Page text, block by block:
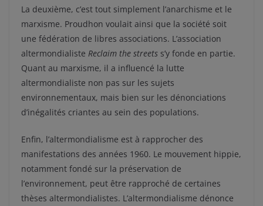
La deuxième, c’est tout simplement l’anarchisme et le
marxisme. Proudhon voulait ainsi que la société soit
une fédération de libres associations. L’association
altermondialiste Reclaim the streets s’y fonde en partie.
Quant au marxisme, il a influencé la lutte
altermondialiste non pas sur les sujets
environnementaux, mais bien sur les dénonciations
d’inégalités criantes au sein des populations.
Enfin, l’altermondialisme est à rapprocher des
manifestations des années 1960. Le mouvement hippie,
notamment fondé sur la préservation de
l’environnement, peut être rapproché de certaines
thèses altermondialistes. L’altermondialisme dénonce